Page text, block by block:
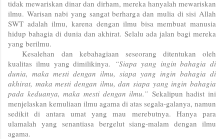
tidak mewariskan dinar dan dirham, mereka hanyalah mewariskan
ilmu. Warisan nabi yang sangat berharga dan mulia di sisi Allah
SWT adalah ilmu, karena dengan ilmu bisa membuat manusia
hidup bahagia di dunia dan akhirat. Selalu ada jalan bagi mereka
yang berilmu.
Kesalehan dan kebahagiaan seseorang ditentukan oleh
kualitas ilmu yang dimilikinya. “Siapa yang ingin bahagia di
dunia, maka mesti dengan ilmu, siapa yang ingin bahagia di
akhirat, maka mesti dengan ilmu, dan siapa yang ingin bahagia
pada keduanya, maka mesti dengan ilmu.” Sekalipun hadist ini
menjelaskan kemuliaan ilmu agama di atas segala-galanya, namun
sedikit di antara umat yang mau merebutnya. Hanya para
ulamalah yang senantiasa bergelut siang-malam dengan ilmu
agama.